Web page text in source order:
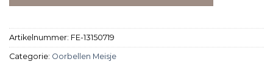
Artikelnummer: FE-13150719
Categorie: Oorbellen Meisje